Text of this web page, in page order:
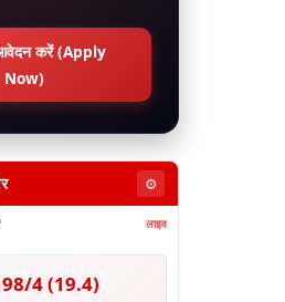
करें (Apply
Now)
⚙️
लाइव
4 (19.4)